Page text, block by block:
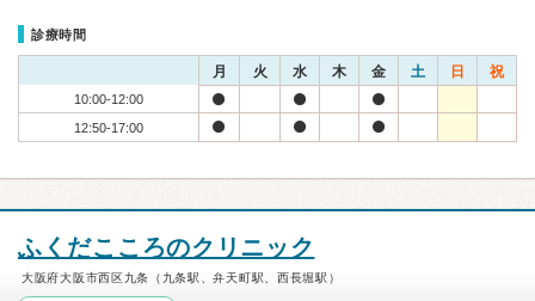
診療時間
月 火 水 木 金 土 日 祝
10:00-12:00
12:50-17:00
ふくだこころのクリニック
大阪府大阪市西区九条（九条駅、弁天町駅、西長堀駅）